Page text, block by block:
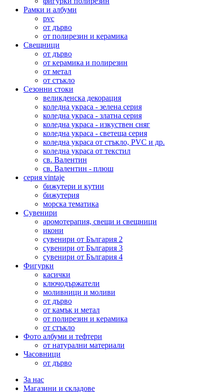
Рамки и албуми
pvc
от дърво
от полирезин и керамика
Свещници
от дърво
от керамика и полирезин
от метал
от стъкло
Сезонни стоки
великденска декорация
коледна украса - зелена серия
коледна украса - златна серия
коледна украса - изкуствен сняг
коледна украса - светеща серия
коледна украса от стъкло, PVC и др.
коледна украса от текстил
св. Валентин
св. Валентин - плюш
серия vintaje
бижутери и кутии
бижутерия
морска тематика
Сувенири
аромотерапия, свещи и свещници
икони
сувенири от България 2
сувенири от България 3
сувенири от България 4
Фигурки
касички
ключодържатели
моливници и моливи
от дърво
от камък и метал
от полирезин и керамика
от стъкло
Фото албуми и тефтери
от натурални материали
Часовници
от дърво
За нас
Магазини и складове